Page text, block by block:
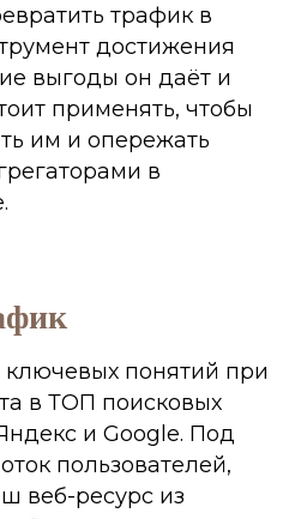
трафик в
достижения
выгоды он даёт и
применять, чтобы
им и опережать
в
понятий при
в ТОП поисковых
и Google. Под
пользователей,
веб-ресурс из